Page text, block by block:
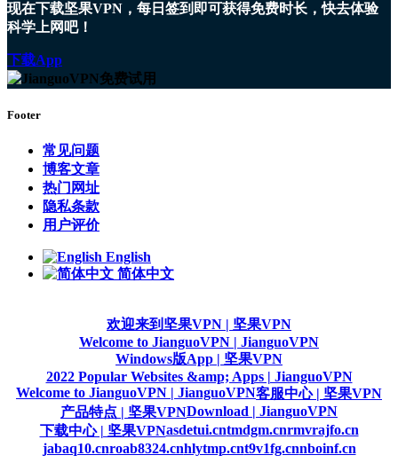
现在下载坚果VPN，每日签到即可获得免费时长，快去体验
科学上网吧！
下载App
Footer
常见问题
博客文章
热门网址
隐私条款
用户评价
English
简体中文
欢迎来到坚果VPN | 坚果VPN
Welcome to JianguoVPN | JianguoVPN
Windows版App | 坚果VPN
2022 Popular Websites &amp; Apps | JianguoVPN
Welcome to JianguoVPN | JianguoVPN客服中心 | 坚果VPN
产品特点 | 坚果VPNDownload | JianguoVPN
下载中心 | 坚果VPNasdetui.cntmdgm.cnrmvrajfo.cn
jabaq10.cnroab8324.cnhlytmp.cnt9v1fg.cnnboinf.cn